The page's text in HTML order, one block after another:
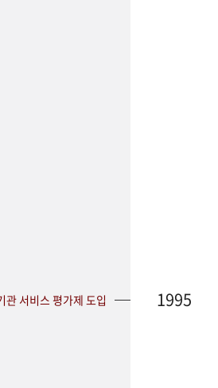
서비스 평가제 도입 1995